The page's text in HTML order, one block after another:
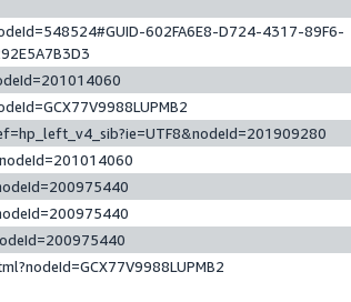
602FA6E8-D724-4317-89F6-